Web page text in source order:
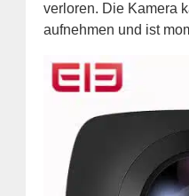
verloren. Die Kamera
aufnehmen und ist